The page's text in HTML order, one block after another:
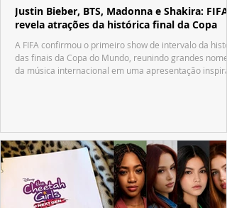
Justin Bieber, BTS, Madonna e Shakira: FIFA
revela atrações da histórica final da Copa
A FIFA confirmou o primeiro show de intervalo da
das finais da Copa do Mundo, reunindo grandes nomes
da música internacional em uma apresentação